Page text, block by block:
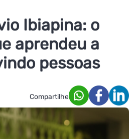
Ibiapina: o
aprendeu a
pessoas
Compartilhe